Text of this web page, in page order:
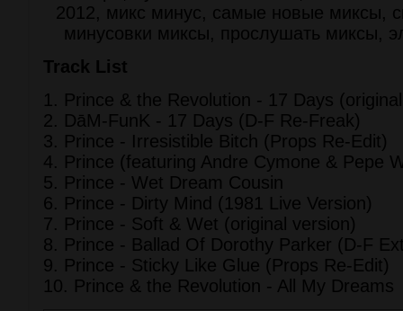
Track List
1. Prince & the Revolution - 17 Days
2. DāM-FunK - 17 Days (D-F Re-Freak)
3. Prince - Irresistible Bitch (Props Re-Edit)
4. Prince (featuring Andre Cymone & Pepe
5. Prince - Wet Dream Cousin
6. Prince - Dirty Mind (1981 Live Version)
7. Prince - Soft & Wet (original version)
8. Prince - Ballad Of Dorothy Parker (D-F
9. Prince - Sticky Like Glue (Props Re-Edit)
10. Prince & the Revolution - All My Dreams